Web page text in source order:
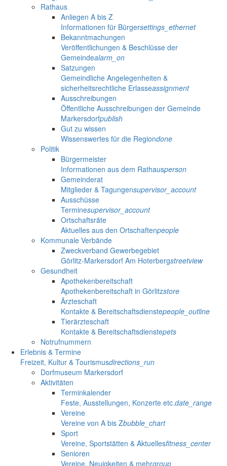
Rathaus
Anliegen A bis Z
Informationen für Bürgersettings_ethernet
Bekanntmachungen
Veröffentlichungen & Beschlüsse der
Gemeindealarm_on
Satzungen
Gemeindliche Angelegenheiten &
sicherheitsrechtliche Erlasseassignment
Ausschreibungen
Öffentliche Ausschreibungen der Gemeinde
Markersdorfpublish
Gut zu wissen
Wissenswertes für die Regiondone
Politik
Bürgermeister
Informationen aus dem Rathausperson
Gemeinderat
Mitglieder & Tagungensupervisor_account
Ausschüsse
Terminesupervisor_account
Ortschaftsräte
Aktuelles aus den Ortschaftenpeople
Kommunale Verbände
Zweckverband Gewerbegebiet
Görlitz-Markersdorf Am Hoterbergstreetview
Gesundheit
Apothekenbereitschaft
Apothekenbereitschaft in Görlitzstore
Ärzteschaft
Kontakte & Bereitschaftsdienstepeople_outline
Tierärzteschaft
Kontakte & Bereitschaftsdienstepets
Notrufnummern
Erlebnis & Termine
Freizeit, Kultur & Tourismusdirections_run
Dorfmuseum Markersdorf
Aktivitäten
Terminkalender
Feste, Ausstellungen, Konzerte etc.date_range
Vereine
Vereine von A bis Zbubble_chart
Sport
Vereine, Sportstätten & Aktuellesfitness_center
Senioren
Vereine, Neuigkeiten & mehrgroup